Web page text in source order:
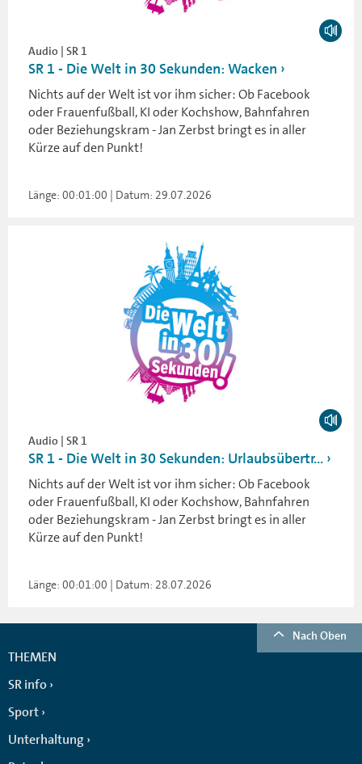
Audio | SR 1
SR 1 - Die Welt in 30 Sekunden: Wacken
Nichts auf der Welt ist vor ihm sicher: Ob Facebook
oder Frauenfußball, KI oder Kochshow, Bahnfahren
oder Beziehungskram - Jan Zerbst bringt es in aller
Kürze auf den Punkt!
Länge: 00:01:00 | Datum: 29.07.2026
Audio | SR 1
SR 1 - Die Welt in 30 Sekunden: Urlaubsübertr...
Nichts auf der Welt ist vor ihm sicher: Ob Facebook
oder Frauenfußball, KI oder Kochshow, Bahnfahren
oder Beziehungskram - Jan Zerbst bringt es in aller
Kürze auf den Punkt!
Länge: 00:01:00 | Datum: 28.07.2026
Nach Oben
THEMEN
SR info
Sport
Unterhaltung